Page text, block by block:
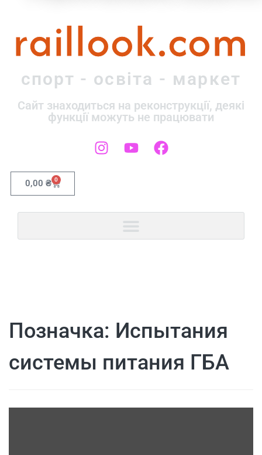
raillook.com
спорт - освіта - маркет
Сайт знаходиться на реконструкції, деякі
функції можуть не працювати
0,00 ₴ 0
Позначка: Испытания
системы питания ГБА